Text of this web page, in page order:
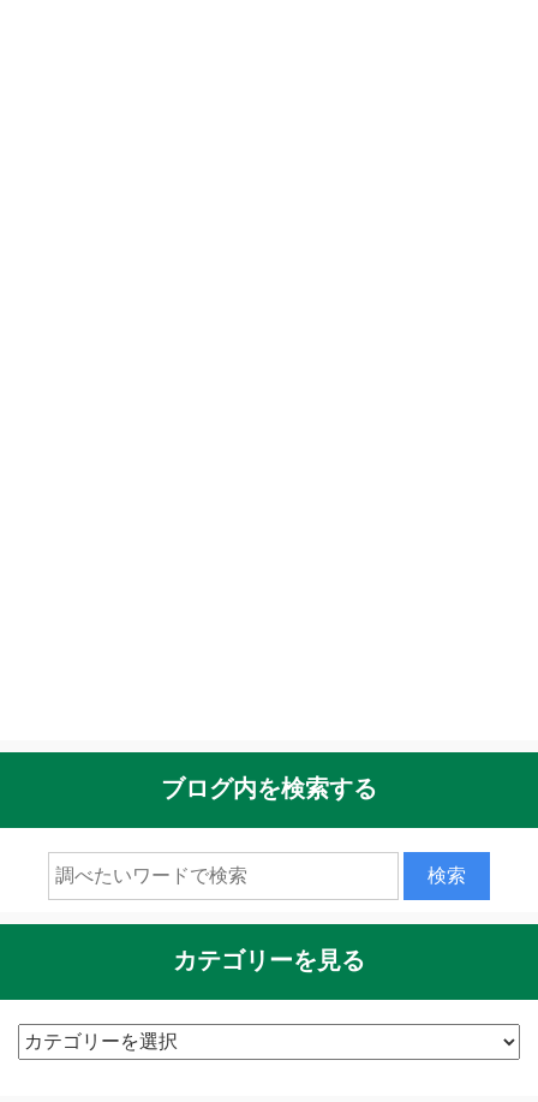
ブログ内を検索する
カテゴリーを見る
カ